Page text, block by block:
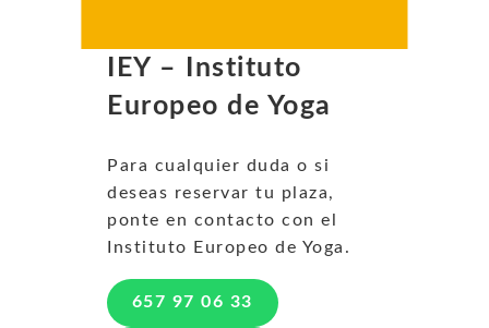
IEY – Instituto
Europeo de Yoga
Para cualquier duda o si
deseas reservar tu plaza,
ponte en contacto con el
Instituto Europeo de Yoga.
657 97 06 33